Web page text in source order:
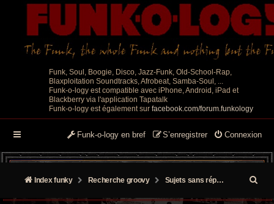
Funk, Soul, Boogie, Disco, Jazz-Funk, Old-School-Rap,
Blaxploitation Soundtracks, Afrobeat, Samba-Soul, ...
Funk-o-logy est compatible avec iPhone, Android, iPad et
Blackberry via l'application Tapatalk
Funk-o-logy est également sur facebook.com/forum.funkology
Connexion
S’enregistrer
Funk-o-logy en bref
Index funky Recherche groovy Sujets sans réponse
e